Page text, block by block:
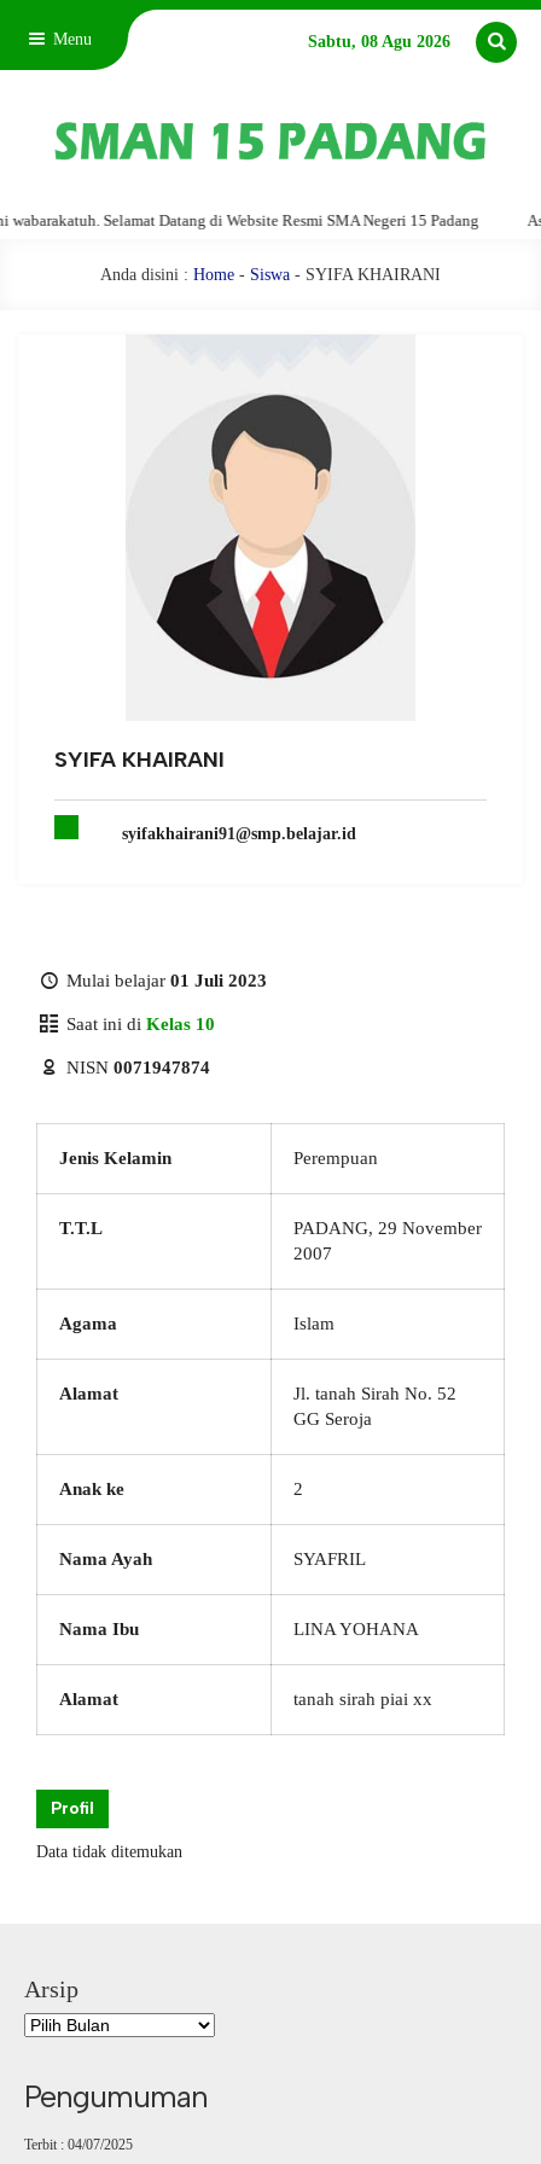
Menu Sabtu, 08 Agu 2026
Selamat Datang di Website Resmi SMA Negeri 15 Padang
Anda disini : Home - Siswa - SYIFA KHAIRANI
SYIFA KHAIRANI
syifakhairani91@smp.belajar.id
Mulai belajar 01 Juli 2023
Saat ini di Kelas 10
NISN 0071947874
Jenis Kelamin Perempuan
T.T.L
PADANG, 29 November
2007
Agama Islam
Alamat
Jl. tanah Sirah No. 52
GG Seroja
Anak ke 2
Nama Ayah SYAFRIL
Nama Ibu LINA YOHANA
Alamat tanah sirah piai xx
Profil
Data tidak ditemukan
Arsip
Pengumuman
Terbit : 04/07/2025